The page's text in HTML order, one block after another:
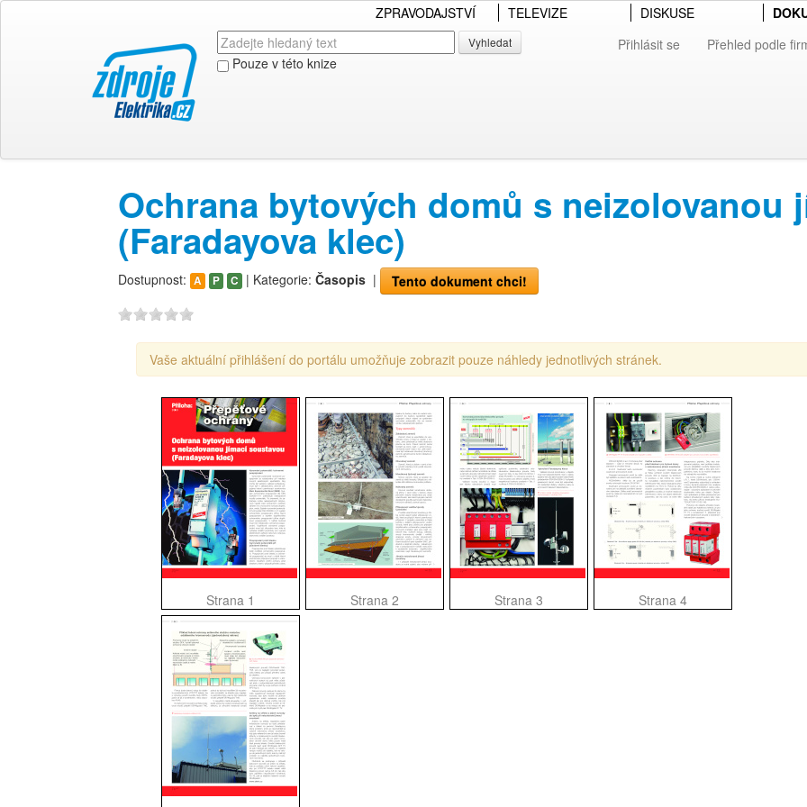
ZPRAVODAJSTVÍ TELEVIZE DISKUSE
Vyhledat
Pouze v této knize
Přihlásit se Přehled podle
Ochrana bytových domů s neizolovanou
(Faradayova klec)
Dostupnost: A P C | Kategorie: Časopis| Tento dokument chci!
Vaše aktuální přihlášení do portálu umožňuje zobrazit pouze náhledy jednotlivých stránek.
Strana 1 Strana 2 Strana 3 Strana 4